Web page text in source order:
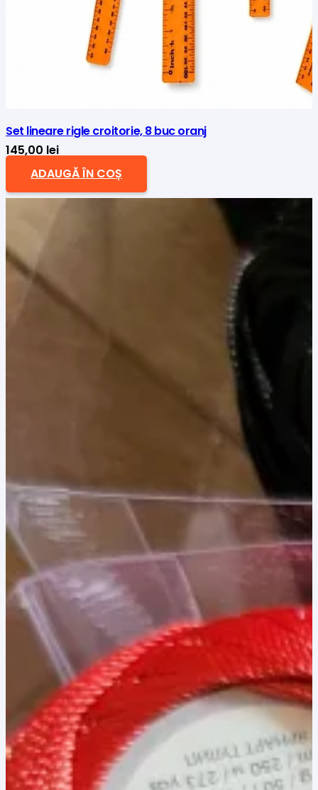
Set lineare rigle croitorie, 8 buc oranj
145,00 lei
ADAUGĂ ÎN COȘ